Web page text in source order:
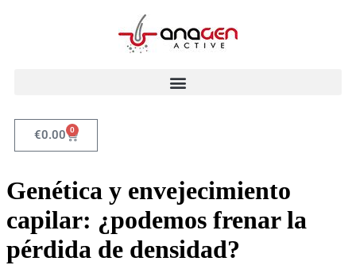
€0.00 0
Genética y envejecimiento
capilar: ¿podemos frenar la
pérdida de densidad?